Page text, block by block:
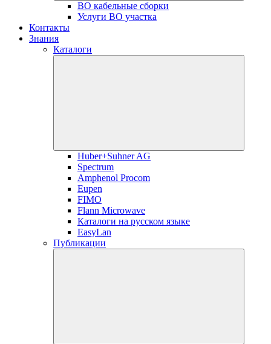
ВО кабельные сборки
Услуги ВО участка
Контакты
Знания
Каталоги
Huber+Suhner AG
Spectrum
Amphenol Procom
Eupen
FIMO
Flann Microwave
Каталоги на русском языке
EasyLan
Публикации